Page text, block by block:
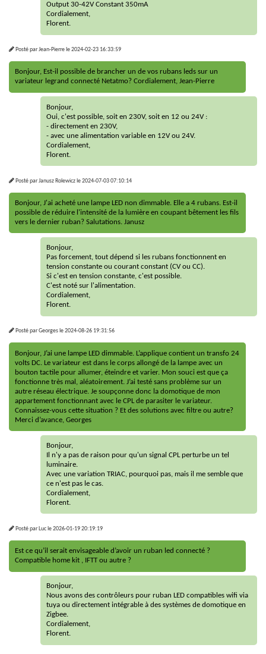
Output 30-42V Constant 350mA
Cordialement,
Florent.
Posté parJean-Pierrele2024-02-23 16:33:59
Bonjour, Est-il possible de brancher un de vos rubans leds sur un
variateur legrand connecté Netatmo? Cordialement, Jean-Pierre
Bonjour,
Oui, c'est possible, soit en 230V, soit en 12 ou 24V :
- directement en 230V,
- avec une alimentation variable en 12V ou 24V.
Cordialement,
Florent.
Posté parJanusz Rolewiczle2024-07-03 07:10:14
Bonjour, J'ai acheté une lampe LED non dimmable. Elle a 4 rubans. Est-il
possible de réduire l'intensité de la lumière en coupant bêtement les fils
vers le dernier ruban? Salutations. Janusz
Bonjour,
Pas forcement, tout dépend si les rubans fonctionnent en
tension constante ou courant constant (CV ou CC).
Si c'est en tension constante, c'est possible.
C'est noté sur l'alimentation.
Cordialement,
Florent.
Posté parGeorgesle2024-08-26 19:31:56
Bonjour, J’ai une lampe LED dimmable. L’applique contient un transfo 24
volts DC. Le variateur est dans le corps allongé de la lampe avec un
bouton tactile pour allumer, éteindre et varier. Mon souci est que ça
fonctionne très mal, aléatoirement. J’ai testé sans problème sur un
autre réseau électrique. Je soupçonne donc la domotique de mon
appartement fonctionnant avec le CPL de parasiter le variateur.
Connaissez-vous cette situation ? Et des solutions avec filtre ou autre?
Merci d’avance, Georges
Bonjour,
Il n'y a pas de raison pour qu'un signal CPL perturbe un tel
luminaire.
Avec une variation TRIAC, pourquoi pas, mais il me semble que
ce n'est pas le cas.
Cordialement,
Florent.
Posté parLuc le2026-01-19 20:19:19
Est ce qu’il serait envisageable d’avoir un ruban led connecté ?
Compatible home kit , IFTT ou autre ?
Bonjour,
Nous avons des contrôleurs pour ruban LED compatibles wifi via
tuya ou directement intégrable à des systèmes de domotique en
Zigbee.
Cordialement,
Florent.